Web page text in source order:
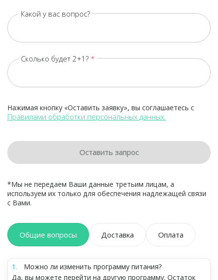
Общие вопросы Доставка Оплата
Можно ли изменить программу питания?
Да, вы можете перейти на другую программу. Остаток
Какой у вас вопрос?
Сколько будет 2+1?
Нажимая кнопку «Оставить заявку», вы соглашаетесь с
Правилами обработки персональных данных.
Оставить запрос
*Мы не передаем Ваши данные третьим лицам, а
используем их только для обеспечения надлежащей связи
с Вами.